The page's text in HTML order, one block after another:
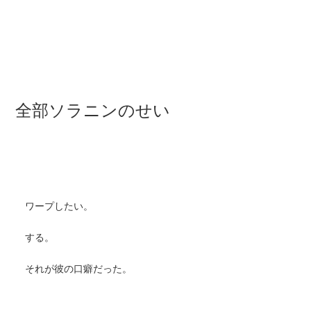
全部ソラニンのせい
ワープしたい。
する。
それが彼の口癖だった。